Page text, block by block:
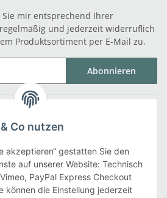
Sie mir entsprechend Ihrer
regelmäßig und jederzeit widerruflich
Produktsortiment per E-Mail zu.
Abonnieren
Co nutzen
akzeptieren“ gestatten Sie den
auf unserer Website: Technisch
PayPal Express Checkout
können die Einstellung jederzeit